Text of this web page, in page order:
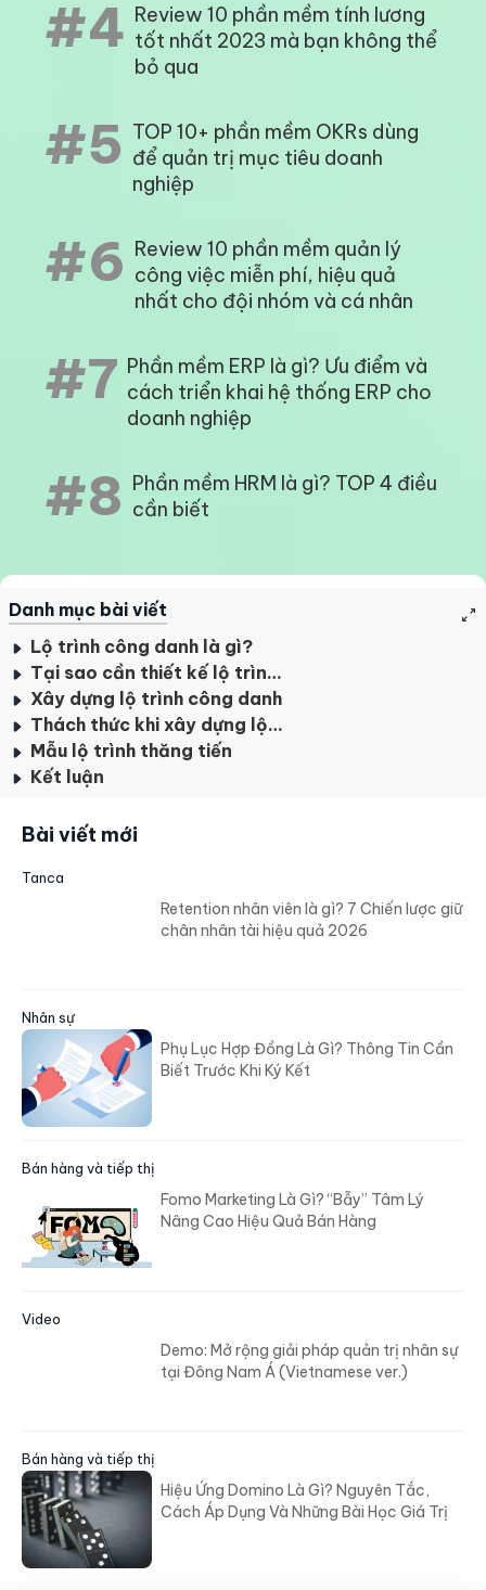
#4 Review 10 phần mềm tính lương
tốt nhất 2023 mà bạn không thể
bỏ qua
#5 TOP 10+ phần mềm OKRs dùng
để quản trị mục tiêu doanh
nghiệp
#6 Review 10 phần mềm quản lý
công việc miễn phí, hiệu quả
nhất cho đội nhóm và cá nhân
#7 Phần mềm ERP là gì? Ưu điểm và
cách triển khai hệ thống ERP cho
doanh nghiệp
#8 Phần mềm HRM là gì? TOP 4 điều
cần biết
Danh mục bài viết
Lộ trình công danh là gì?
Tại sao cần thiết kế lộ trình công danh?
Xây dựng lộ trình công danh
Thách thức khi xây dựng lộ trình công danh
Mẫu lộ trình thăng tiến
Kết luận
Bài viết mới
Tanca
Retention nhân viên là gì? 7 Chiến lược giữ
chân nhân tài hiệu quả 2026
Nhân sự
Phụ Lục Hợp Đồng Là Gì? Thông Tin Cần
Biết Trước Khi Ký Kết
Bán hàng và tiếp thị
Fomo Marketing Là Gì? “Bẫy” Tâm Lý
Nâng Cao Hiệu Quả Bán Hàng
Video
Demo: Mở rộng giải pháp quản trị nhân sự
tại Đông Nam Á (Vietnamese ver.)
Bán hàng và tiếp thị
Hiệu Ứng Domino Là Gì? Nguyên Tắc,
Cách Áp Dụng Và Những Bài Học Giá Trị